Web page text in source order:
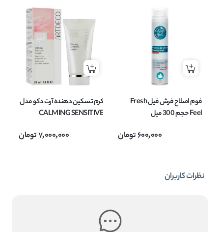
فوم اصلاح فرش فیل Fresh
Feel حجم 300 میل
600,000تومان
کرم تسکین دهنده آرت دکو مدل
CALMING SENSITIVE
7,000,000تومان
نظرات کاربران